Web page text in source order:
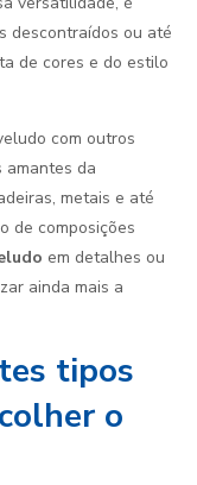
descontraídos ou até
de cores e do estilo
com outros
amantes da
metais e até
de composições
em detalhes ou
ainda mais a
tipos
o